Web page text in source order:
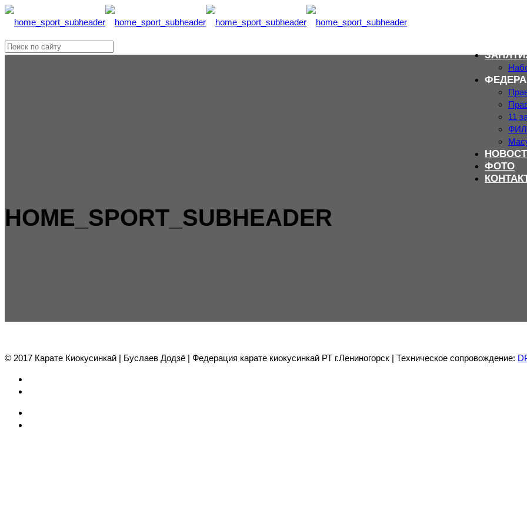
11
ФОТО
HOME_SPORT_SUBHEADER
© 2017 Карате Киокуcинкай | Буслаев Додзё | Федерация карате киокусинкай РТ г.Лениногорск | Техническое сопровождение: